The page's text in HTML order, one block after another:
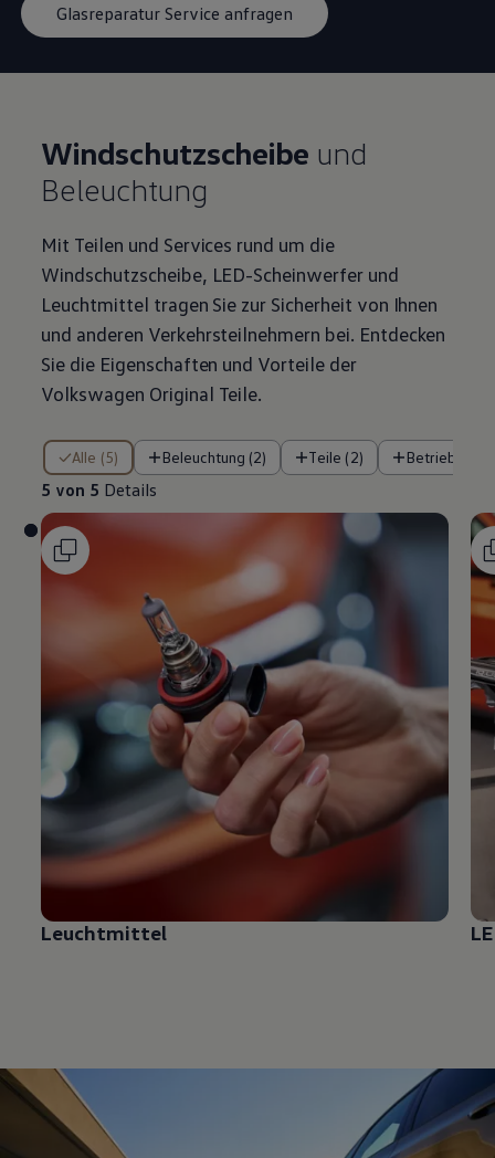
Glasreparatur Service anfragen
Windschutzscheibe und
Beleuchtung
Mit Teilen und Services rund um die
Windschutzscheibe, LED-Scheinwerfer und
Leuchtmittel tragen Sie zur Sicherheit von Ihnen
und anderen Verkehrsteilnehmern bei. Entdecken
Sie die Eigenschaften und Vorteile der
Volkswagen Original Teile.
Alle (5) Beleuchtung (2) Teile (2)
5 von 5 Details
5 von 5 Details
Leuchtmittel